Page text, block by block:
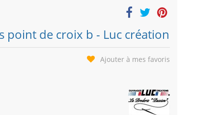
point de croix b - Luc création
Ajouter à mes favoris